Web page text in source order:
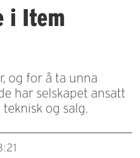
i Item
og for å ta unna
har selskapet ansatt
og salg.